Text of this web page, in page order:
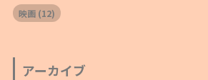
映画(12)
アーカイブ